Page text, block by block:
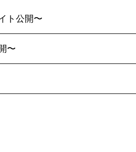
ト公開〜
〜